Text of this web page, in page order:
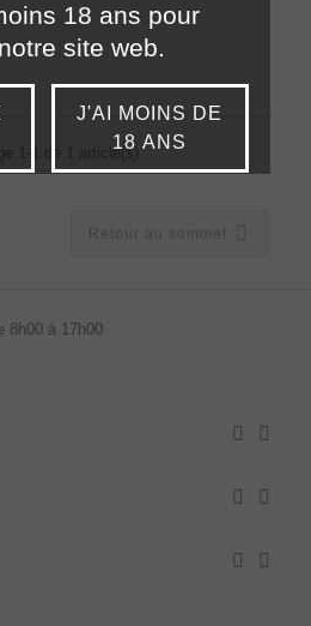
1-1 de 1 article(s)
Retour au sommet 
8h00 à 17h00
 
 
 
18 ans pour
site web.
J'AI MOINS DE
18 ANS